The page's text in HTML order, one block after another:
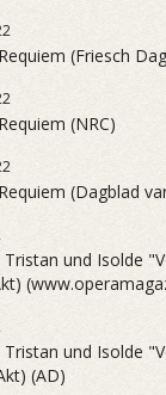
(Friesch
(NRC)
(Dagblad
Tristan und Isolde
Tristan und Isolde
(AD)